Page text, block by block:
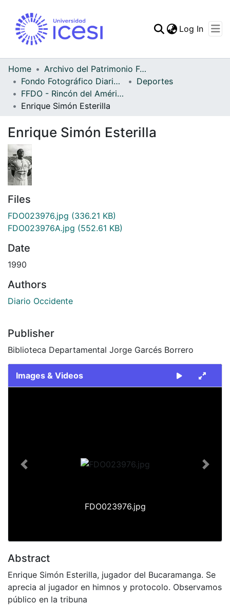
Statistics
Log In
Home
Archivo del Patrimonio Fotográfico y Fílmico del Valle del Cauca
Fondo Fotográfico Diario Occidente
Deportes
FFDO - Rincón del América - Patrimonial
Enrique Simón Esterilla
Enrique Simón Esterilla
Files
FDO023976.jpg (336.21 KB)
FDO023976A.jpg (552.61 KB)
Date
1990
Authors
Diario Occidente
Publisher
Biblioteca Departamental Jorge Garcés Borrero
Images & Videos
FDO023976.jpg
Previous Next
Abstract
Enrique Simón Esterilla, jugador del Bucaramanga. Se
aprecia al jugador en himnos y protocolo. Observamos
público en la tribuna